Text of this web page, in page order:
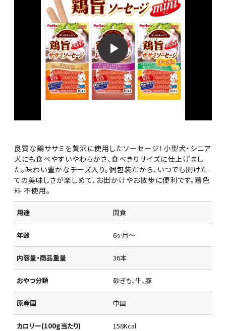
良質な鶏ササミを贅沢に使用したソーセージ！小型犬・シニア
犬にも食べやすいやわらかさ、食べきりサイズに仕上げまし
た。味わい豊かなチーズ入り。個包装だから、いつでも開けた
ての美味しさが楽しめて、お出かけやお散歩に便利です。着色
料 不使用。
用途 間食
年齢 6ヶ月～
内容量・商品重量 36本
おやつ分類 砂ぎも、牛、豚
原産国 中国
カロリー(100g当たり) 158Kcal